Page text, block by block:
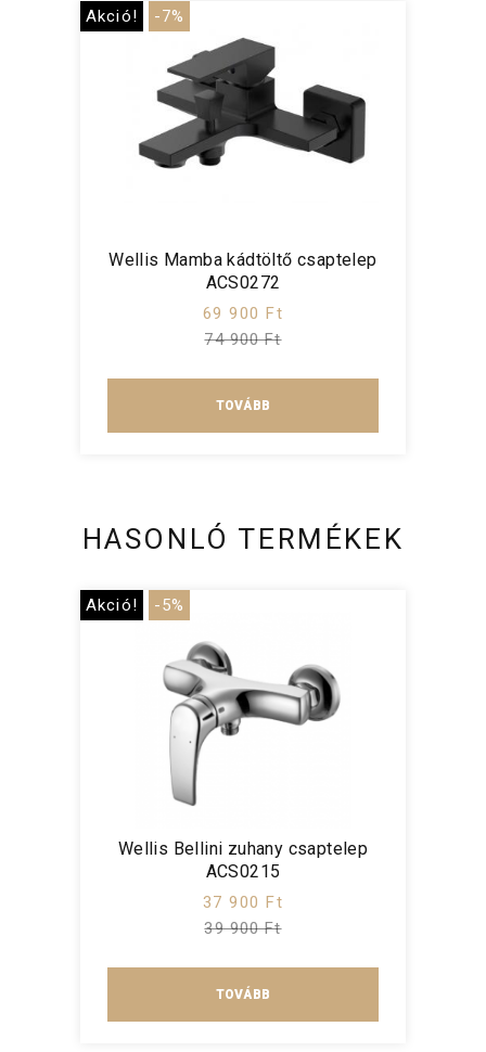
Akció! -7%
Wellis Mamba kádtöltő csaptelep
ACS0272
69 900 Ft
74 900 Ft
TOVÁBB
HASONLÓ TERMÉKEK
Akció! -5%
Wellis Bellini zuhany csaptelep
ACS0215
37 900 Ft
39 900 Ft
TOVÁBB